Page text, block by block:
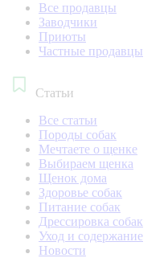
Все продавцы
Заводчики
Приюты
Частные продавцы
Статьи
Все статьи
Породы собак
Мечтаете о щенке
Выбираем щенка
Щенок дома
Здоровье собак
Питание собак
Дрессировка собак
Уход и содержание
Новости